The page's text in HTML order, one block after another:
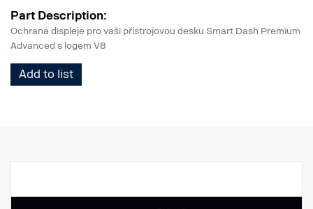
Part Description:
Ochrana displeje pro vaši přístrojovou desku Smart Dash Premium
Advanced s logem V8
Add to list